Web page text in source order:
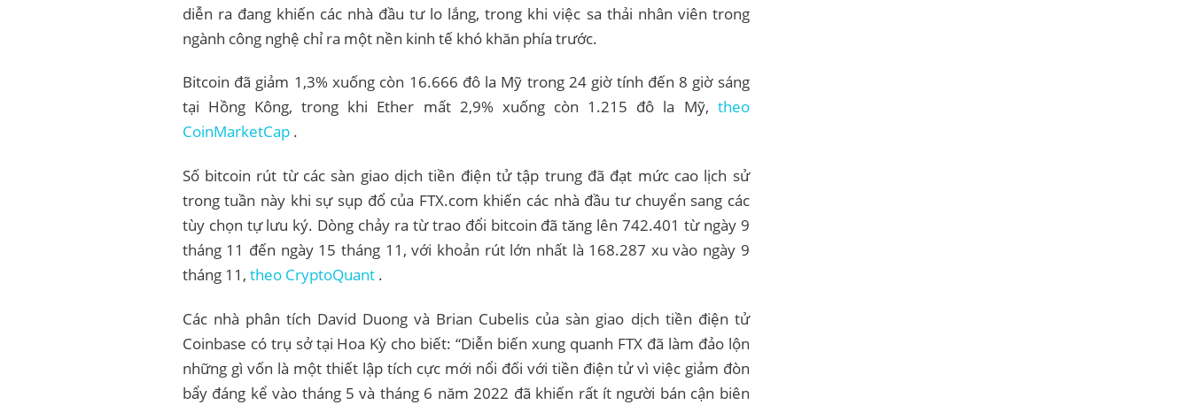
diễn ra đang khiến các nhà đầu tư lo lắng, trong khi việc sa thải nhân viên trong
ngành công nghệ chỉ ra một nền kinh tế khó khăn phía trước.
Bitcoin đã giảm 1,3% xuống còn 16.666 đô la Mỹ trong 24 giờ tính đến 8 giờ sáng
tại Hồng Kông, trong khi Ether mất 2,9% xuống còn 1.215 đô la Mỹ, theo
CoinMarketCap.
Số bitcoin rút từ các sàn giao dịch tiền điện tử tập trung đã đạt mức cao lịch sử
trong tuần này khi sự sụp đổ của FTX.com khiến các nhà đầu tư chuyển sang các
tùy chọn tự lưu ký. Dòng chảy ra từ trao đổi bitcoin đã tăng lên 742.401 từ ngày 9
tháng 11 đến ngày 15 tháng 11, với khoản rút lớn nhất là 168.287 xu vào ngày 9
tháng 11, theo CryptoQuant.
Các nhà phân tích David Duong và Brian Cubelis của sàn giao dịch tiền điện tử
Coinbase có trụ sở tại Hoa Kỳ cho biết: “Diễn biến xung quanh FTX đã làm đảo lộn
những gì vốn là một thiết lập tích cực mới nổi đối với tiền điện tử vì việc giảm đòn
bẩy đáng kể vào tháng 5 và tháng 6 năm 2022 đã khiến rất ít người bán cận biên